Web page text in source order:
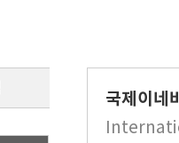
국제이네